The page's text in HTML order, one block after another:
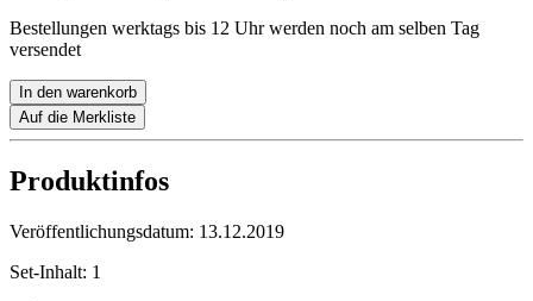
Bestellungen werktags bis 12 Uhr werden noch am selben Tag
versendet
In den warenkorb
Auf die Merkliste
Produktinfos
Veröffentlichungsdatum: 13.12.2019
Set-Inhalt: 1